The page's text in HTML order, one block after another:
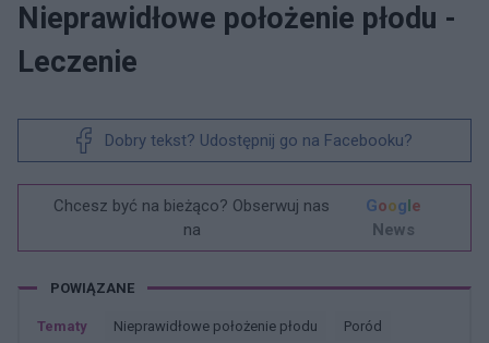
Nieprawidłowe położenie płodu -
Leczenie
Dobry tekst? Udostępnij go na Facebooku?
Chcesz być na bieżąco? Obserwuj nas
na
Google
News
POWIĄZANE
Tematy Nieprawidłowe położenie płodu Poród